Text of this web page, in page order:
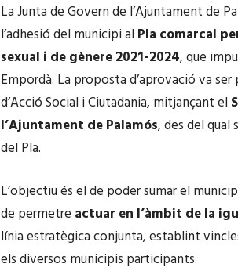
La Junta de Govern de l’Ajuntament de
l’adhesió del municipi alPla comarcal
sexual i de gènere 2021-2024, que
Empordà. La proposta d’aprovació va
d’Acció Social i Ciutadania, mitjançant el
l’Ajuntament de Palamós, des del qual
del Pla.
L’objectiu és el de poder sumar el
de permetre actuar en l’àmbit de la
línia estratègica conjunta, establint
els diversos municipis participants.